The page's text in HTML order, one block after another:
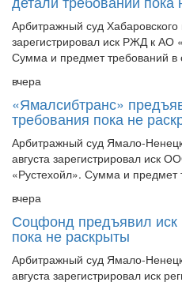
Арбитражный суд Хабаровского
зарегистрировал иск РЖД к АО
Сумма и предмет требований в
вчера
«Ямалсибтранс»
требования пока не
Арбитражный суд Ямало-
августа зарегистрировал иск
«Рустехойл». Сумма и предмет
вчера
Соцфонд предъявил иск
пока не раскрыты
Арбитражный суд Ямало-
августа зарегистрировал иск
Социального фонда России к